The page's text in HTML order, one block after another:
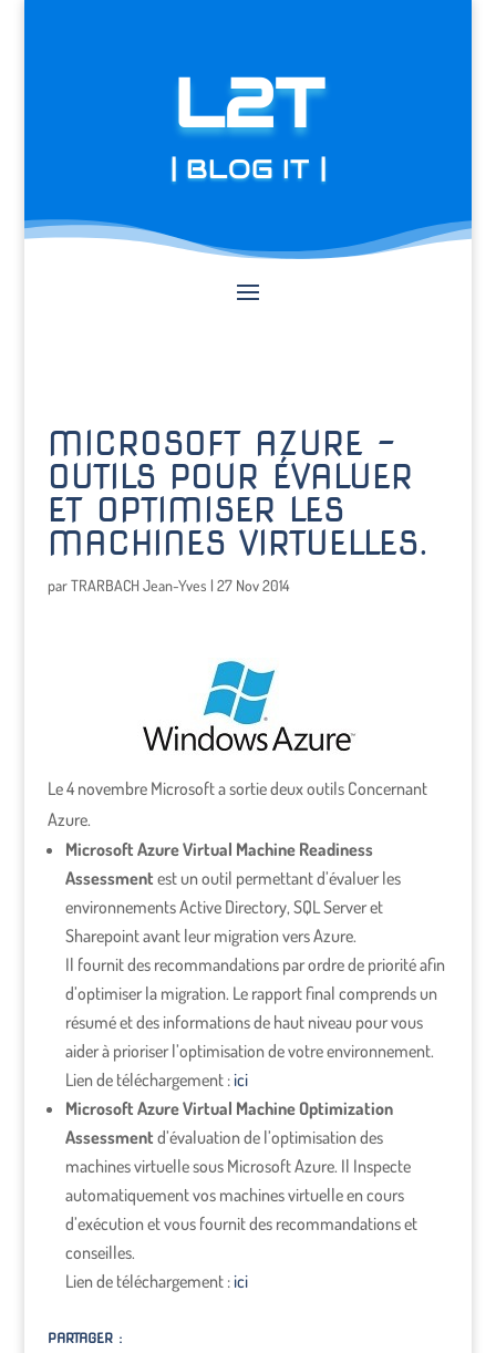
L2T
| BLOG IT |
MICROSOFT AZURE –
OUTILS POUR ÉVALUER
ET OPTIMISER LES
MACHINES VIRTUELLES.
parTRARBACH Jean-Yves | 27 Nov 2014
Le 4 novembre Microsoft a sortie deux outils Concernant
Azure.
Microsoft Azure Virtual Machine Readiness
Assessment est un outil permettant d’évaluer les
environnements Active Directory, SQL Server et
Sharepoint avant leur migration vers Azure.
Il fournit des recommandations par ordre de priorité afin
d’optimiser la migration. Le rapport final comprends un
résumé et des informations de haut niveau pour vous
aider à prioriser l’optimisation de votre environnement.
Lien de téléchargement :ici
Microsoft Azure Virtual Machine Optimization
Assessment d’évaluation de l’optimisation des
machines virtuelle sous Microsoft Azure. Il Inspecte
automatiquement vos machines virtuelle en cours
d’exécution et vous fournit des recommandations et
conseilles.
Lien de téléchargement :ici
PARTAGER :